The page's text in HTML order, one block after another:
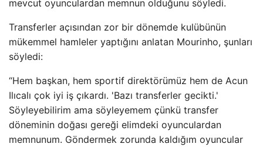
mevcut oyunculardan memnun olduğunu söyledi.
Transferler açısından zor bir dönemde kulübünün
mükemmel hamleler yaptığını anlatan Mourinho, şunları
söyledi:
“Hem başkan, hem sportif direktörümüz hem de Acun
Ilıcalı çok iyi iş çıkardı. 'Bazı transferler gecikti.'
Söyleyebilirim ama söyleyemem çünkü transfer
döneminin doğası gereği elimdeki oyunculardan
memnunum. Göndermek zorunda kaldığım oyuncular